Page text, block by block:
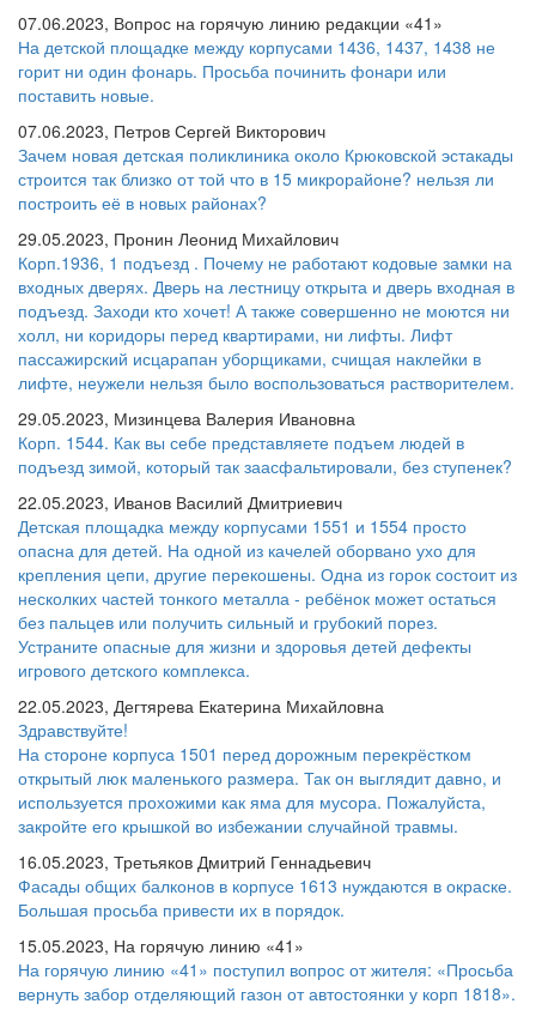
07.06.2023, Вопрос на горячую линию редакции «41»
На детской площадке между корпусами 1436, 1437, 1438 не
горит ни один фонарь. Просьба починить фонари или
поставить новые.
07.06.2023, Петров Сергей Викторович
Зачем новая детская поликлиника около Крюковской эстакады
строится так близко от той что в 15 микрорайоне? нельзя ли
построить её в новых районах?
29.05.2023, Пронин Леонид Михайлович
Корп.1936, 1 подъезд . Почему не работают кодовые замки на
входных дверях. Дверь на лестницу открыта и дверь входная в
подъезд. Заходи кто хочет! А также совершенно не моются ни
холл, ни коридоры перед квартирами, ни лифты. Лифт
пассажирский исцарапан уборщиками, счищая наклейки в
лифте, неужели нельзя было воспользоваться растворителем.
29.05.2023, Мизинцева Валерия Ивановна
Корп. 1544. Как вы себе представляете подъем людей в
подъезд зимой, который так заасфальтировали, без ступенек?
22.05.2023, Иванов Василий Дмитриевич
Детская площадка между корпусами 1551 и 1554 просто
опасна для детей. На одной из качелей оборвано ухо для
крепления цепи, другие перекошены. Одна из горок состоит из
несколких частей тонкого металла - ребёнок может остаться
без пальцев или получить сильный и грубокий порез.
Устраните опасные для жизни и здоровья детей дефекты
игрового детского комплекса.
22.05.2023, Дегтярева Екатерина Михайловна
Здравствуйте!
На стороне корпуса 1501 перед дорожным перекрёстком
открытый люк маленького размера. Так он выглядит давно, и
используется прохожими как яма для мусора. Пожалуйста,
закройте его крышкой во избежании случайной травмы.
16.05.2023, Третьяков Дмитрий Геннадьевич
Фасады общих балконов в корпусе 1613 нуждаются в окраске.
Большая просьба привести их в порядок.
15.05.2023, На горячую линию «41»
На горячую линию «41» поступил вопрос от жителя: «Просьба
вернуть забор отделяющий газон от автостоянки у корп 1818».